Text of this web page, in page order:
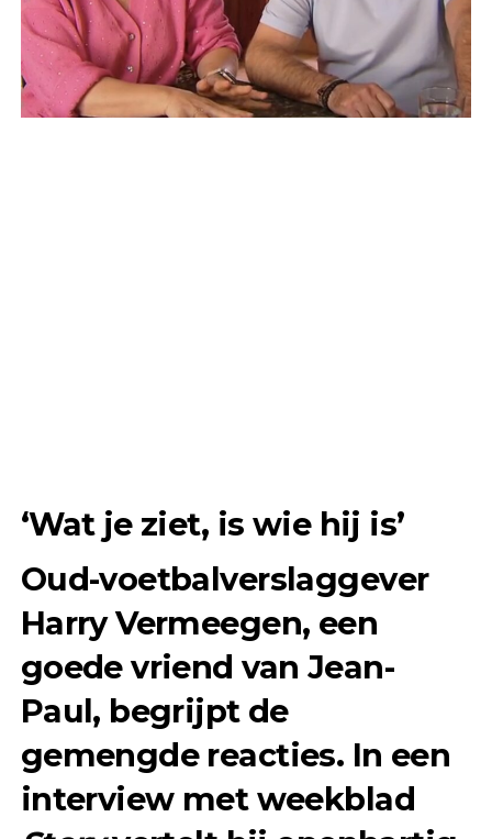
‘Wat je ziet, is wie hij is’
Oud-voetbalverslaggever
Harry Vermeegen, een
goede vriend van Jean-
Paul, begrijpt de
gemengde reacties. In een
interview met weekblad